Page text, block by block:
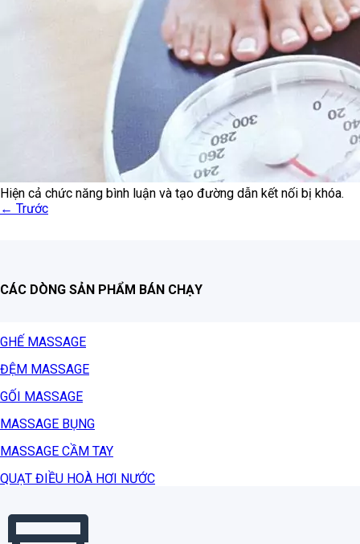
Hiện cả chức năng bình luận và tạo đường dẫn kết nối bị khóa.
← Trước
CÁC DÒNG SẢN PHẨM BÁN CHẠY
GHẾ MASSAGE
ĐỆM MASSAGE
GỐI MASSAGE
MASSAGE BỤNG
MASSAGE CẦM TAY
QUẠT ĐIỀU HOÀ HƠI NƯỚC